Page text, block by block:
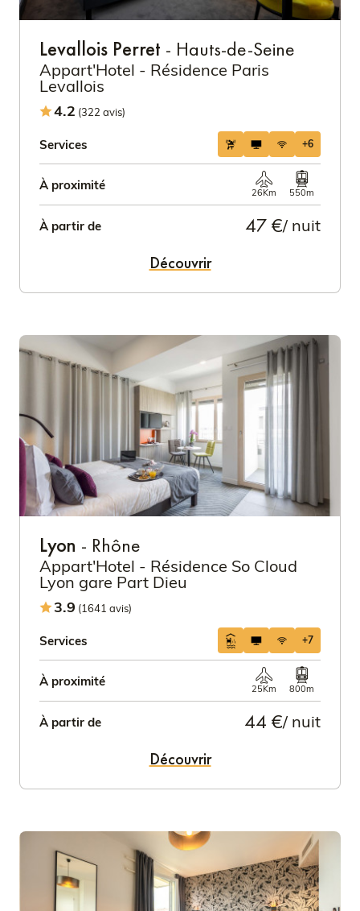
Levallois Perret - Hauts-de-Seine
Appart'Hotel - Résidence Paris
Levallois
4.2 (322 avis)
Services +6
À proximité
26Km 550m
À partir de 47 €/ nuit
Découvrir
Lyon - Rhône
Appart'Hotel - Résidence So Cloud
Lyon gare Part Dieu
3.9 (1641 avis)
Services +7
À proximité
25Km 800m
À partir de 44 €/ nuit
Découvrir